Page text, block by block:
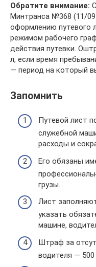
Обратите внимание:
Минтранса №368 (11/
оформлению путевого
режимом рабочего
действия путевки.
л, если время
— период на который
Запомнить
Путевой лист
служебной
расходы и
Его обязаны
грузы.
Лист
указать
машине,
Штраф за
водителя — 500